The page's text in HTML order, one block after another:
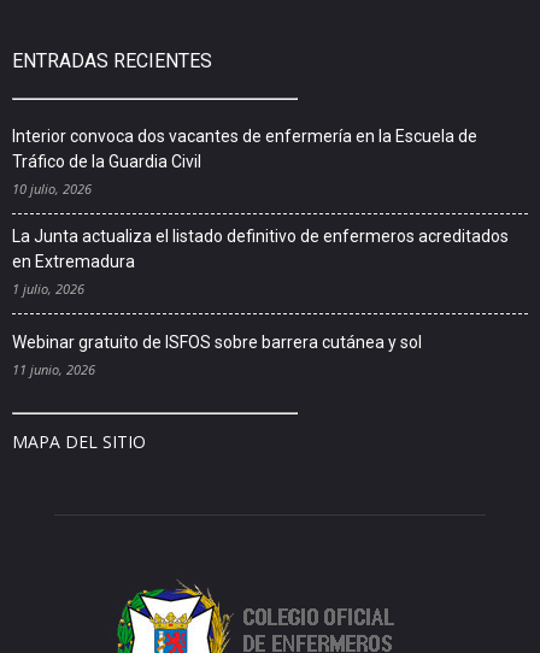
ENTRADAS RECIENTES
Interior convoca dos vacantes de enfermería en la Escuela de
Tráfico de la Guardia Civil
10 julio, 2026
La Junta actualiza el listado definitivo de enfermeros acreditados
en Extremadura
1 julio, 2026
Webinar gratuito de ISFOS sobre barrera cutánea y sol
11 junio, 2026
MAPA DEL SITIO